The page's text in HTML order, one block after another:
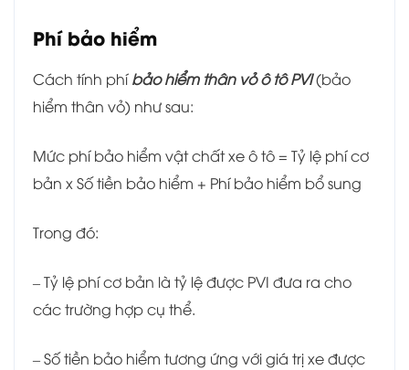
Phí bảo hiểm
Cách tính phíbảo hiểm thân vỏ ô tô PVI(bảo
hiểm thân vỏ) như sau:
Mức phí bảo hiểm vật chất xe ô tô = Tỷ lệ phí cơ
bản x Số tiền bảo hiểm + Phí bảo hiểm bổ sung
Trong đó:
– Tỷ lệ phí cơ bản là tỷ lệ được PVI đưa ra cho
các trường hợp cụ thể.
– Số tiền bảo hiểm tương ứng với giá trị xe được